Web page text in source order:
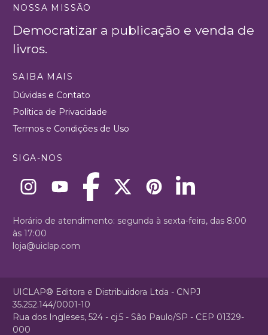
NOSSA MISSÃO
Democratizar a publicação e venda de
livros.
SAIBA MAIS
Dúvidas e Contato
Política de Privacidade
Termos e Condições de Uso
SIGA-NOS
Horário de atendimento: segunda à sexta-feira, das 8:00
às 17:00
loja@uiclap.com
UICLAP® Editora e Distribuidora Ltda - CNPJ
35.252.144/0001-10
Rua dos Ingleses, 524 - cj.5 - São Paulo/SP - CEP 01329-
000